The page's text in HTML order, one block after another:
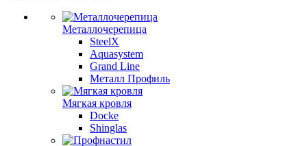
Металлочерепица
SteelX
Aquasystem
Grand Line
Металл Профиль
Мягкая кровля
Docke
Shinglas